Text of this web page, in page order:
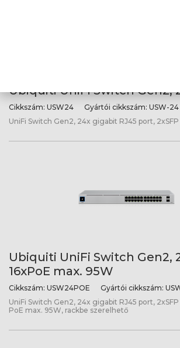
Ubiquiti UniFi Switch Gen2,
Cikkszám: USW24 Gyártói cikkszám: USW-24
UniFi Switch Gen2, 24x gigabit RJ45 port,
Ubiquiti UniFi Switch Gen2,
16xPoE max. 95W
Cikkszám: USW24POE Gyártói cikkszám:
UniFi Switch Gen2, 24x gigabit RJ45 port,
PoE max. 95W, rackbe szerelhető